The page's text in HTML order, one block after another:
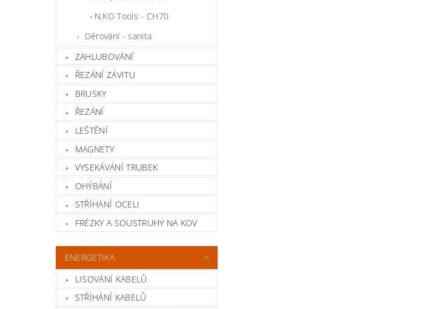
N.KO Tools - CH70
Děrování - sanita
ZAHLUBOVÁNÍ
ŘEZÁNÍ ZÁVITU
BRUSKY
ŘEZÁNÍ
LEŠTĚNÍ
MAGNETY
VYSEKÁVÁNÍ TRUBEK
OHÝBÁNÍ
STŘÍHÁNÍ OCELI
FRÉZKY A SOUSTRUHY NA KOV
ENERGETIKA
LISOVÁNÍ KABELŮ
STŘÍHÁNÍ KABELŮ